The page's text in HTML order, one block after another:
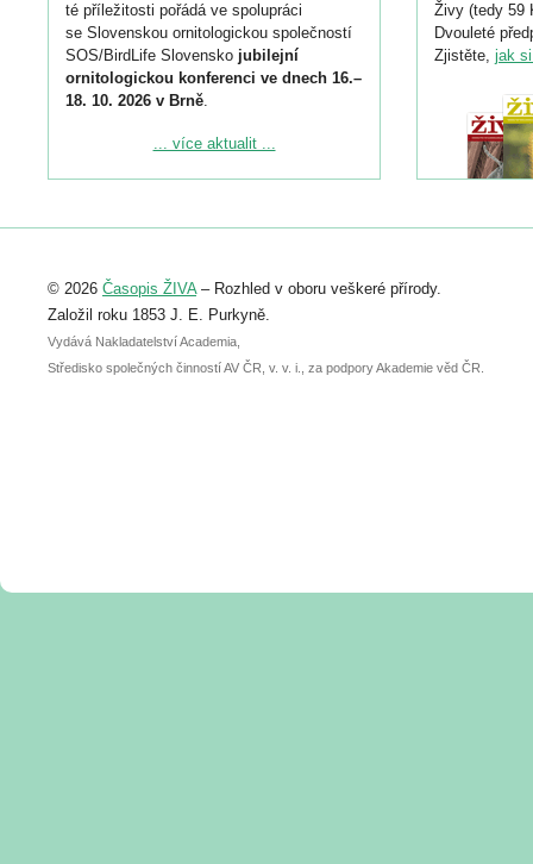
té příležitosti pořádá ve spolupráci
se Slovenskou ornitologickou společností
SOS/BirdLife Slovensko jubilejní
ornitologickou konferenci ve dnech 16.–
18. 10. 2026 v Brně.
Podrobnější informace ke konferenci
Registrovat se můžete do 6. září.
abstraktu přihlášené přednášky nebo
posteru je už 30. června.
... více aktualit ...
Živy (tedy 59
Dvouleté
Zjistěte, jak
© 2026 Časopis ŽIVA– Rozhled v oboru veškeré přírody.
Založil roku 1853 J. E. Purkyně.
Vydává Nakladatelství Academia,
Středisko společných činností AV ČR, v. v. i., za podpory Akademie věd ČR.